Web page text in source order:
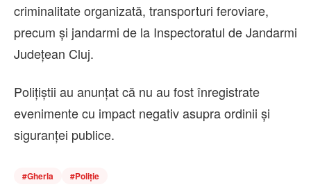
criminalitate organizată, transporturi feroviare,
precum și jandarmi de la Inspectoratul de Jandarmi
Județean Cluj.
Polițiștii au anunțat că nu au fost înregistrate
evenimente cu impact negativ asupra ordinii și
siguranței publice.
#Gherla #Poliție